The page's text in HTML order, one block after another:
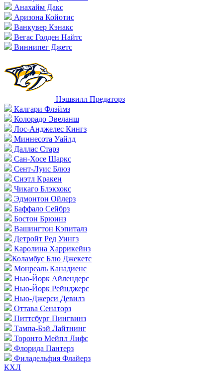
Анахайм Дакс
Аризона Койотис
Ванкувер Кэнакс
Вегас Голден Найтс
Виннипег Джетс
Нэшвилл Предаторз
Калгари Флэймз
Колорадо Эвеланш
Лос-Анджелес Кингз
Миннесота Уайлд
Даллас Старз
Сан-Хосе Шаркс
Сент-Луис Блюз
Сиэтл Кракен
Чикаго Блэкхокс
Эдмонтон Ойлерз
Баффало Сейбрз
Бостон Брюинз
Вашингтон Кэпиталз
Детройт Ред Уингз
Каролина Харрикейнз
Коламбус Блю Джекетс
Монреаль Канадиенс
Нью-Йорк Айлендерс
Нью-Йорк Рейнджерс
Нью-Джерси Девилз
Оттава Сенаторз
Питтсбург Пингвинз
Тампа-Бэй Лайтнинг
Торонто Мейпл Лифс
Флорида Пантерз
Филадельфия Флайерз
КХЛ